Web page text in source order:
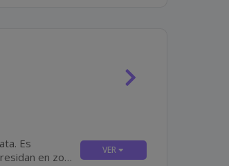
Es
en zona